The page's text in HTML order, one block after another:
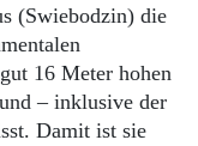
(Swiebodzin) die
16 Meter hohen
– inklusive der
Damit ist sie